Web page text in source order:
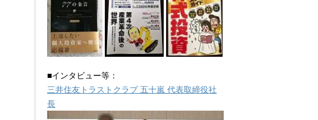
■インタビュー等：
三井住友トラストクラブ 五十嵐 代表取締役社
長